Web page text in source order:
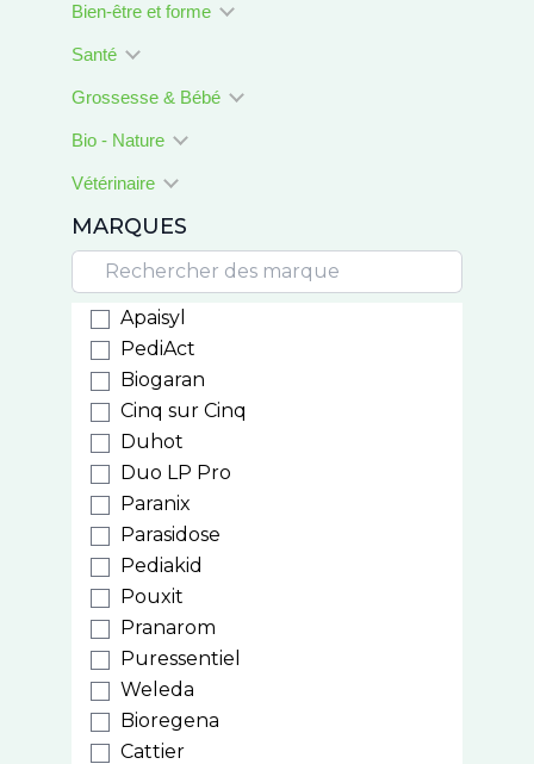
Bien-être et forme
Santé
Grossesse & Bébé
Bio - Nature
Vétérinaire
MARQUES
Apaisyl
PediAct
Biogaran
Cinq sur Cinq
Duhot
Duo LP Pro
Paranix
Parasidose
Pediakid
Pouxit
Pranarom
Puressentiel
Weleda
Bioregena
Cattier